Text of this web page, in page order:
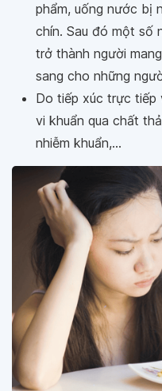
phẩm, uống nước bị
chín. Sau đó một số
trở thành người
sang cho những
Do tiếp xúc trực tiếp
vi khuẩn qua chất
nhiễm khuẩn,...